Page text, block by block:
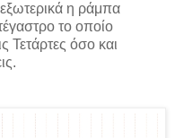
εξωτερικά η ράμπα
το οποίο
Τετάρτες όσο και